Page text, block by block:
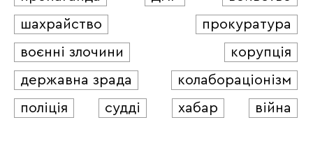
шахрайство
прокуратура
воєнні злочини
корупція
державна зрада
колабораціонізм
поліція
судді хабар війна